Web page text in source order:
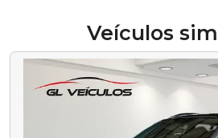
Veículos